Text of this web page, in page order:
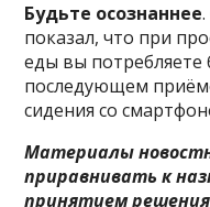
Будьте осознаннее
показал, что при
еды вы
последующем
сидения со
Материалы
приравнивать к
принятием